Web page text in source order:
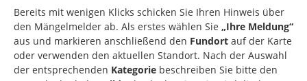
Bereits mit wenigen Klicks schicken Sie Ihren Hinweis über
den Mängelmelder ab. Als erstes wählen Sie „Ihre Meldung“
aus und markieren anschließend den Fundort auf der Karte
oder verwenden den aktuellen Standort. Nach der Auswahl
der entsprechenden Kategorie beschreiben Sie bitte den